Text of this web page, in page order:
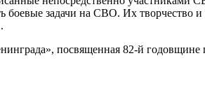
задачи на СВО. Их творчество и
посвященная 82-й годовщине